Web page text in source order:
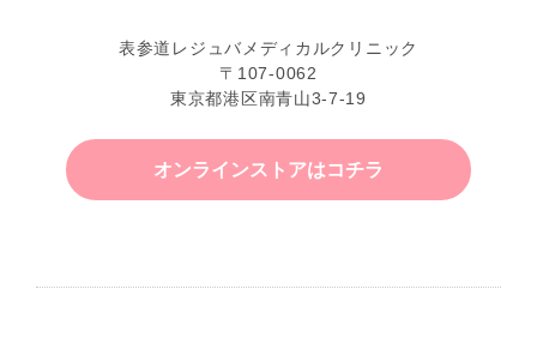
表参道レジュバメディカルクリニック
〒107-0062
東京都港区南青山3-7-19
オンラインストアはコチラ